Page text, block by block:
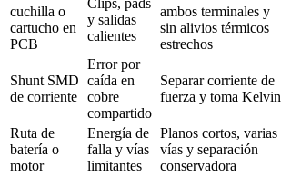
cuchilla o
cartucho en
PCB
Clips, pads
y salidas
calientes
ambos terminales y
sin alivios térmicos
estrechos
Shunt SMD
de corriente
Error por
caída en
cobre
compartido
Separar corriente de
fuerza y toma Kelvin
Ruta de
batería o
motor
Energía de
falla y vías
limitantes
Planos cortos, varias
vías y separación
conservadora